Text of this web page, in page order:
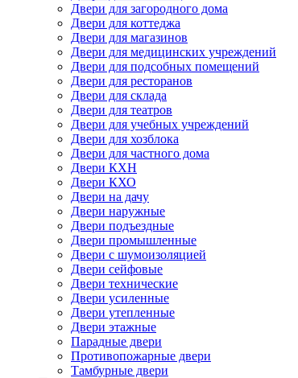
Двери для загородного дома
Двери для коттеджа
Двери для магазинов
Двери для медицинских учреждений
Двери для подсобных помещений
Двери для ресторанов
Двери для склада
Двери для театров
Двери для учебных учреждений
Двери для хозблока
Двери для частного дома
Двери КХН
Двери КХО
Двери на дачу
Двери наружные
Двери подъездные
Двери промышленные
Двери с шумоизоляцией
Двери сейфовые
Двери технические
Двери усиленные
Двери утепленные
Двери этажные
Парадные двери
Противопожарные двери
Тамбурные двери